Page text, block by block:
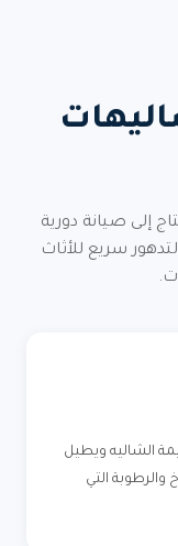
إلى صيانة دورية
سريع للأثاث
الشاليه ويطيل
والرطوبة التي